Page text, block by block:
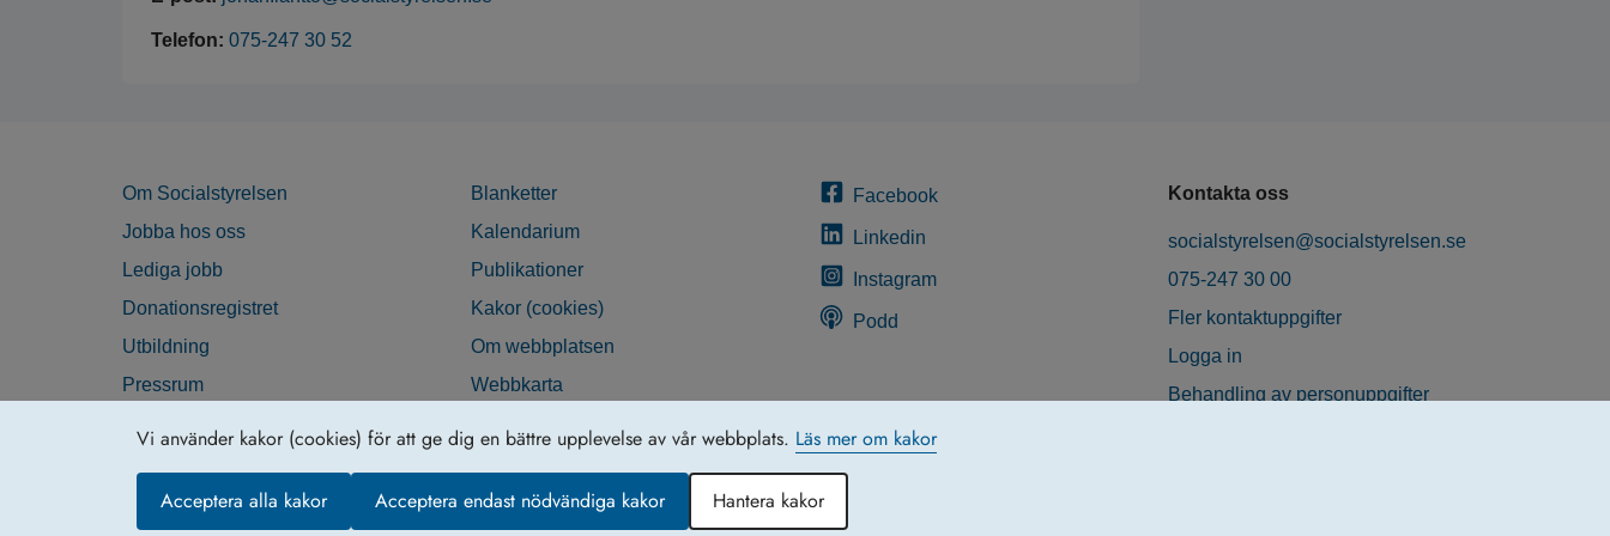
Vi använder kakor (cookies) för att ge dig en bättre upplevelse av vår webbplats. Läs mer om kakor
Acceptera alla kakor Acceptera endast nödvändiga kakor Hantera kakor
Telefon: 075-247 30 52
Om Socialstyrelsen
Jobba hos oss
Lediga jobb
Donationsregistret
Utbildning
Pressrum
Blanketter
Kalendarium
Publikationer
Kakor (cookies)
Om webbplatsen
Webbkarta
Facebook
Linkedin
Instagram
Podd
Kontakta oss
socialstyrelsen@socialstyrelsen.se
075-247 30 00
Fler kontaktuppgifter
Logga in
Behandling av personuppgifter